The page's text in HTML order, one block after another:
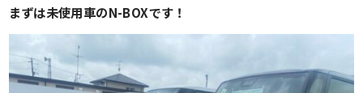
まずは未使用車のN-BOXです！